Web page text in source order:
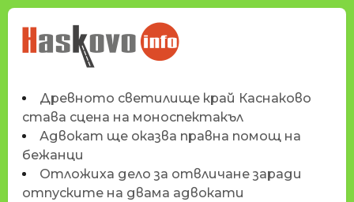
НОВИНИТЕ НА
HASKOVO.INFO
Древното светилище край Каснаково
става сцена на моноспектакъл
Адвокат ще оказва правна помощ на
бежанци
Отложиха дело за отвличане заради
отпуските на двама адвокати